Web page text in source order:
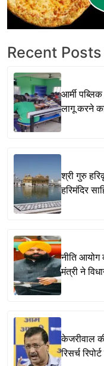
Recent Posts
आर्मी
लागू करने
श्री गुरु
हरिमंदिर
नीति आयोग
मंत्री ने
केजरीवाल
रिसर्च